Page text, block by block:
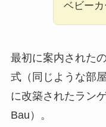
ベビー
最初に案内された
式（同じような部
に改築されたラン
Bau）。